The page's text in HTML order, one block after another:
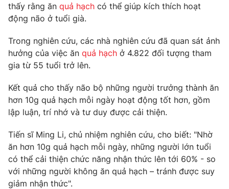
Thế giới đó đây
Câu chuyện quốc tế
Tài chính
Thị trường
Góc doanh nghiệp
Dữ liệu và đời sống
Truyền hình
Hậu trường
Nhân vật
Khán giả
Giải sao mai
Giải trí
Điện ảnh
Sao
Đời sống
Du lịch
Làm đẹp
Chất lượng cuộc sống
Giáo dục
Tuyển sinh
Học trực tuyến
Công nghệ
thấy rằng ăn quả hạch có thể giúp kích thích hoạt
động não ở tuổi già.
Trong nghiên cứu, các nhà nghiên cứu đã quan sát ảnh
hưởng của việc ăn quả hạch ở 4.822 đối tượng tham
gia từ 55 tuổi trở lên.
Kết quả cho thấy não bộ những người trưởng thành ăn
hơn 10g quả hạch mỗi ngày hoạt động tốt hơn, gồm
lập luận, trí nhớ và tư duy được cải thiện.
Tiến sĩ Ming Li, chủ nhiệm nghiên cứu, cho biết: "Nhờ
ăn hơn 10g quả hạch mỗi ngày, những người lớn tuổi
có thể cải thiện chức năng nhận thức lên tới 60% - so
với những người không ăn quả hạch – tránh được suy
giảm nhận thức".